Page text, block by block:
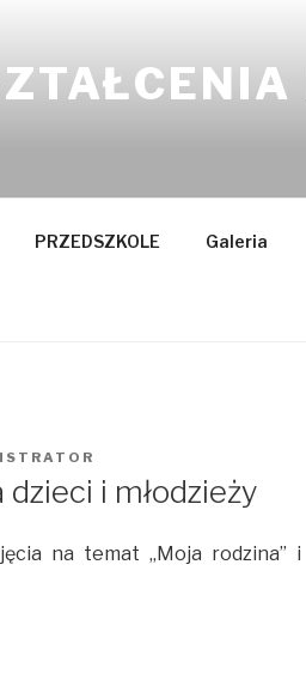
PRZEDSZKOLE Galeria
i młodzieży
na temat „Moja rodzina” i